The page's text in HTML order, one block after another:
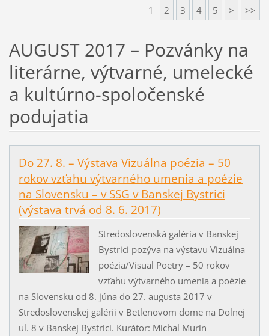
1 2 3 4 5 > >>
AUGUST 2017 – Pozvánky na
literárne, výtvarné, umelecké
a kultúrno-spoločenské
podujatia
Do 27. 8. – Výstava Vizuálna poézia – 50
rokov vzťahu výtvarného umenia a poézie
na Slovensku – v SSG v Banskej Bystrici
(výstava trvá od 8. 6. 2017)
Stredoslovenská galéria v Banskej
Bystrici pozýva na výstavu Vizuálna
poézia/Visual Poetry – 50 rokov
vzťahu výtvarného umenia a poézie
na Slovensku od 8. júna do 27. augusta 2017 v
Stredoslovenskej galérii v Betlenovom dome na Dolnej
ul. 8 v Banskej Bystrici. Kurátor: Michal Murín